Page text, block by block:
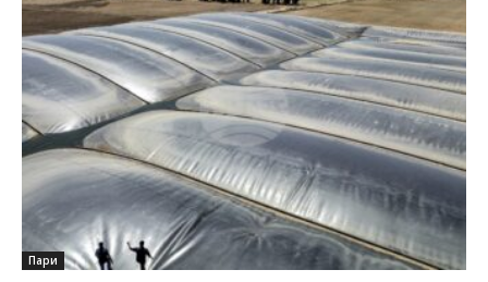
Пари